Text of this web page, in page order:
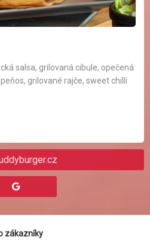
salsa, grilovaná cibule, opečená
, grilované rajče, sweet chilli
zákazníky